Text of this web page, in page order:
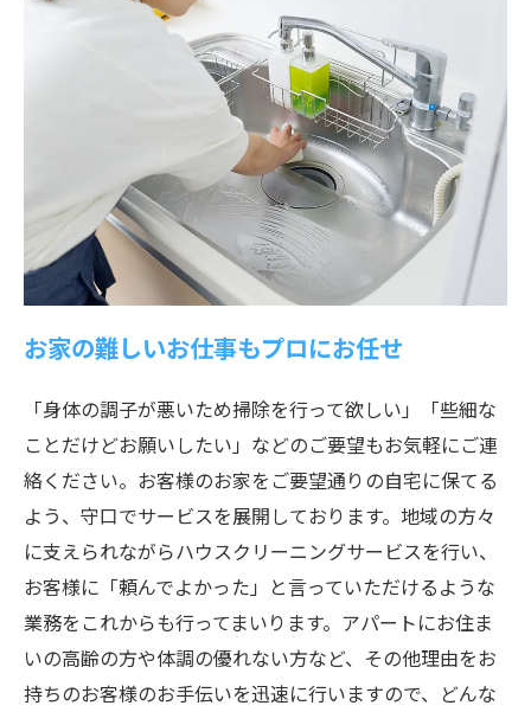
お家の難しいお仕事もプロにお任せ
「身体の調子が悪いため掃除を行って欲しい」「些細な
ことだけどお願いしたい」などのご要望もお気軽にご連
絡ください。お客様のお家をご要望通りの自宅に保てる
よう、守口でサービスを展開しております。地域の方々
に支えられながらハウスクリーニングサービスを行い、
お客様に「頼んでよかった」と言っていただけるような
業務をこれからも行ってまいります。アパートにお住ま
いの高齢の方や体調の優れない方など、その他理由をお
持ちのお客様のお手伝いを迅速に行いますので、どんな